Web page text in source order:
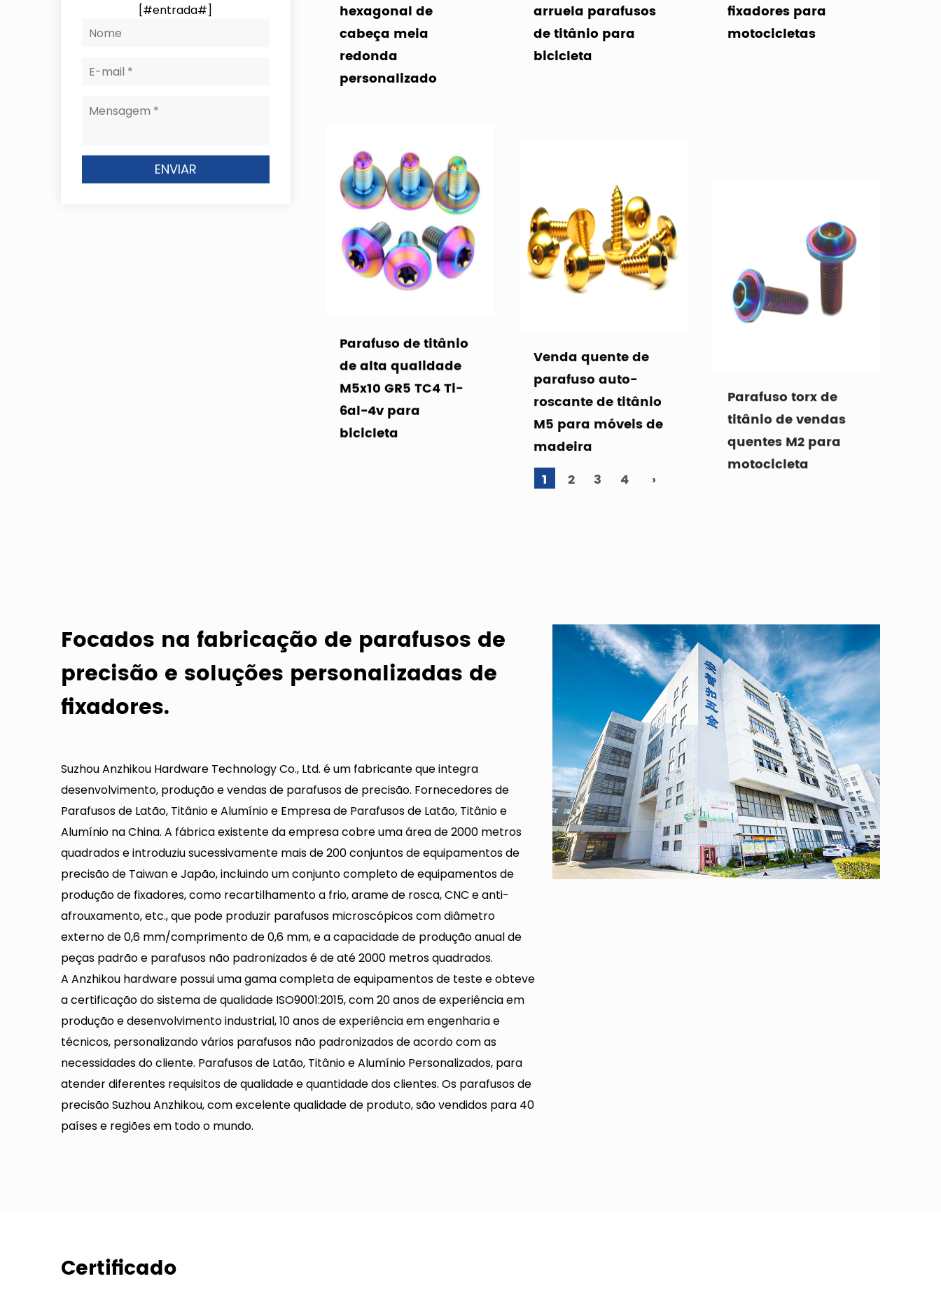
[#entrada#]
hexagonal de
cabeça meia
redonda
personalizado
arruela parafusos
de titânio para
bicicleta
fixadores para
motocicletas
Parafuso de titânio
de alta qualidade
M5x10 GR5 TC4 Ti-
6al-4v para
bicicleta
parafuso auto-
roscante de titânio
M5 para móveis de
madeira
quentes M2 para
motocicleta
1 2 3 4 ›
Focados na fabricação de parafusos de
precisão e soluções personalizadas de
fixadores.
Suzhou Anzhikou Hardware Technology Co., Ltd. é um fabricante que integra
desenvolvimento, produção e vendas de parafusos de precisão. Fornecedores de
Parafusos de Latão, Titânio e Alumínioe Empresa de Parafusos de Latão, Titânio e
Alumínio na China. A fábrica existente da empresa cobre uma área de 2000 metros
quadrados e introduziu sucessivamente mais de 200 conjuntos de equipamentos de
precisão de Taiwan e Japão, incluindo um conjunto completo de equipamentos de
produção de fixadores, como recartilhamento a frio, arame de rosca, CNC e anti-
afrouxamento, etc., que pode produzir parafusos microscópicos com diâmetro
externo de 0,6 mm/comprimento de 0,6 mm, e a capacidade de produção anual de
peças padrão e parafusos não padronizados é de até 2000 metros quadrados.
A Anzhikou hardware possui uma gama completa de equipamentos de teste e obteve
a certificação do sistema de qualidade ISO9001:2015, com 20 anos de experiência em
produção e desenvolvimento industrial, 10 anos de experiência em engenharia e
técnicos, personalizando vários parafusos não padronizados de acordo com as
necessidades do cliente. Parafusos de Latão, Titânio e Alumínio Personalizados, para
atender diferentes requisitos de qualidade e quantidade dos clientes. Os parafusos de
precisão Suzhou Anzhikou, com excelente qualidade de produto, são vendidos para 40
países e regiões em todo o mundo.
Certificado